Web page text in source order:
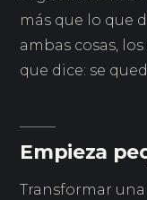
más que lo que
ambas cosas,
que dice: se
Empieza
Transformar